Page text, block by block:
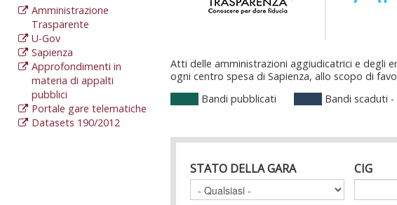
Amministrazione
Trasparente
U-Gov
Sapienza
Approfondimenti in
materia di appalti
pubblici
Portale gare telematiche
Datasets 190/2012
Atti delle amministrazioni aggiudicatrici e degli
ogni centro spesa di Sapienza, allo scopo di
Bandi pubblicati
Bandi scaduti
STATO DELLA GARA CIG